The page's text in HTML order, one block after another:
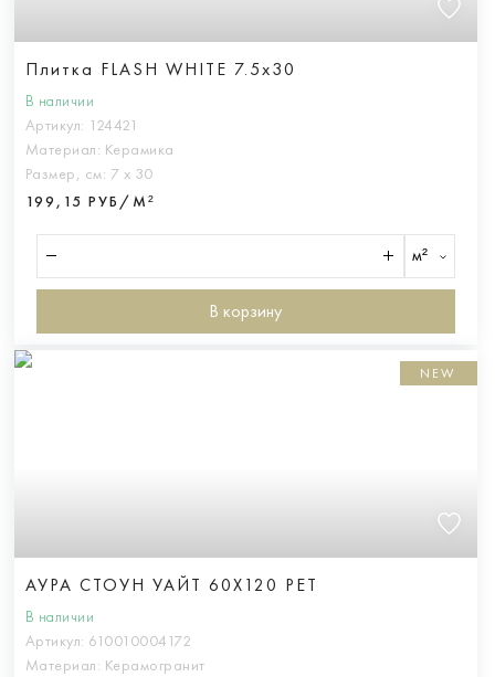
Плитка FLASH WHITE 7.5x30
В наличии
Артикул: 124421
Материал: Керамика
Размер, см: 7 х 30
199,15 РУБ/М²
м²
В корзину
NEW
АУРА СТОУН УАЙТ 60X120 РЕТ
В наличии
Артикул: 610010004172
Материал: Керамогранит